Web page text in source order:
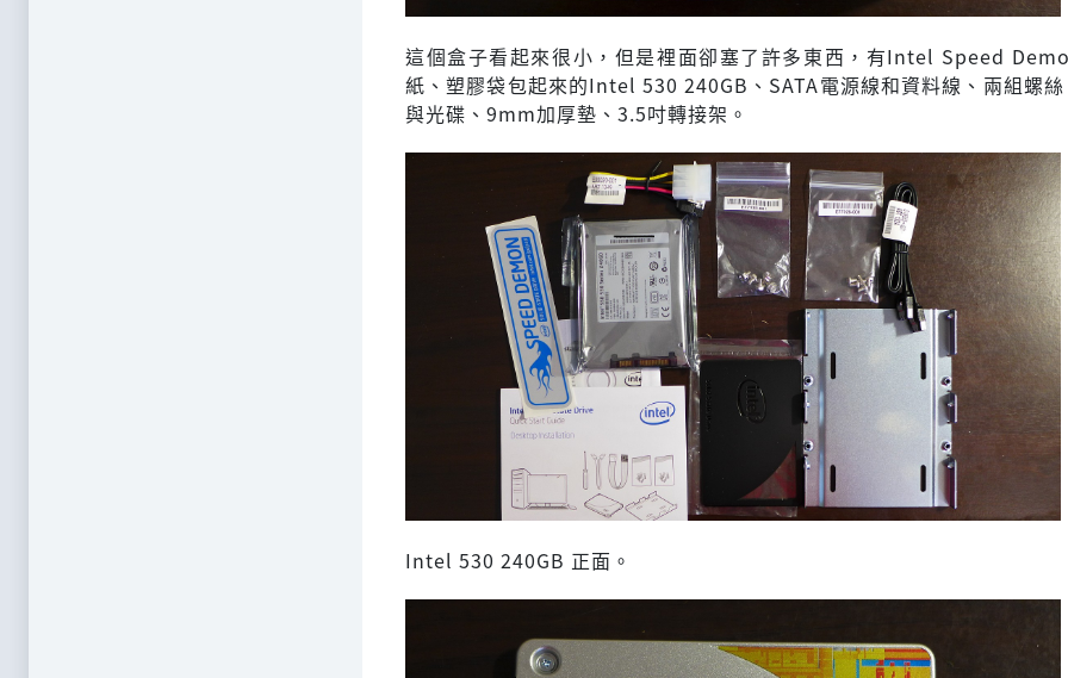
這個盒子看起來很小，但是裡面卻塞了許多東西，有Intel Speed
紙、塑膠袋包起來的Intel 530 240GB、SATA電源線和資料線、兩組螺絲
與光碟、9mm加厚墊、3.5吋轉接架。
Intel 530 240GB 正面。